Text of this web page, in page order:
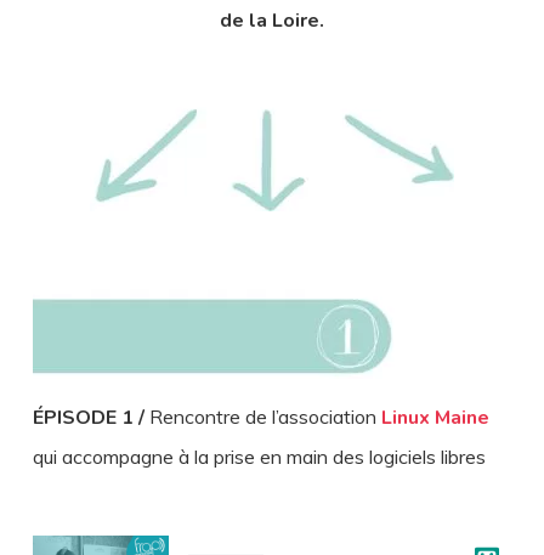
de la Loire.
ÉPISODE 1 /Rencontre de l’association Linux Maine
qui accompagne à la prise en main des logiciels libres